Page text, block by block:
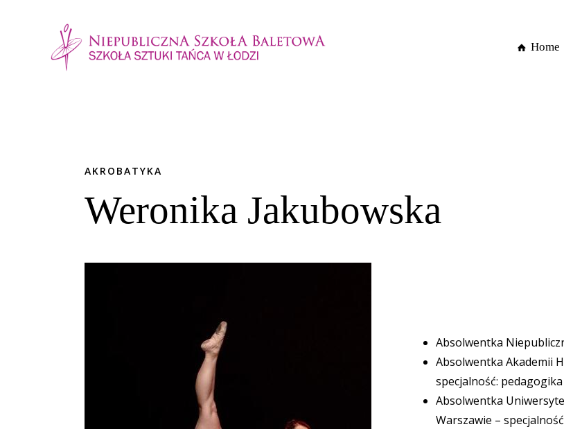
Home
AKROBATYKA
Weronika Jakubowska
Absolwentka
Absolwentka Akademii
specjalność:
Absolwentka
Warszawie –